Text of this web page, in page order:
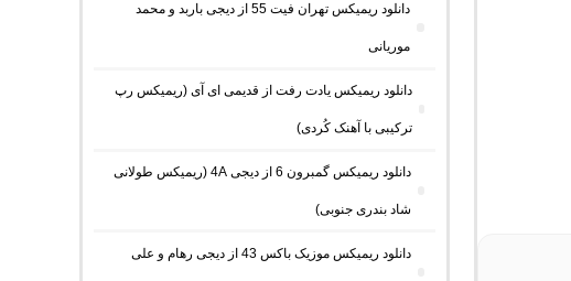
دانلود ریمیکس تهران فیت 55 از دیجی باربد و محمد
موریانی
دانلود ریمیکس یادت رفت از قدیمی ای آی (ریمیکس رپ
ترکیبی با آهنک کُردی)
دانلود ریمیکس گمبرون 6 از دیجی 4A (ریمیکس طولانی
شاد بندری جنوبی)
دانلود ریمیکس موزیک باکس 43 از دیجی رهام و علی